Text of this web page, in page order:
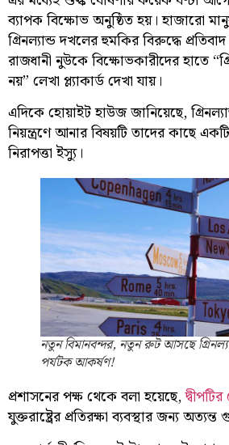
ব্যাপক বিক্ষোভ অনুষ্ঠিত হয়। হাজারো
গ্রিনল্যান্ড দখলের হুমকির বিরুদ্ধে প্রতিবাদ
রাজধানী নুউকে বিক্ষোভকারীদের হাতে
নয়” লেখা প্ল্যাকার্ড দেখা যায়।
এদিকে হোয়াইট হাউজ জানিয়েছে,
নিয়ন্ত্রণে আনার বিষয়টি তাদের কাছে
নিরাপত্তা ইস্যু।
নতুন বিমানবন্দর, নতুন রুট আসছে
পর্যটক আকর্ষণ!
প্রশাসনের পক্ষ থেকে বলা হয়েছে,
যুক্তরাষ্ট্রের প্রতিরক্ষা ব্যবস্থার জন্য অত্যন্ত